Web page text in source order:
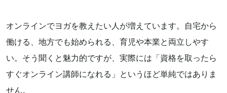
オンラインでヨガを教えたい人が増えています。自宅から
働ける、地方でも始められる、育児や本業と両立しやす
い。そう聞くと魅力的ですが、実際には「資格を取ったら
すぐオンライン講師になれる」というほど単純ではありま
せん。